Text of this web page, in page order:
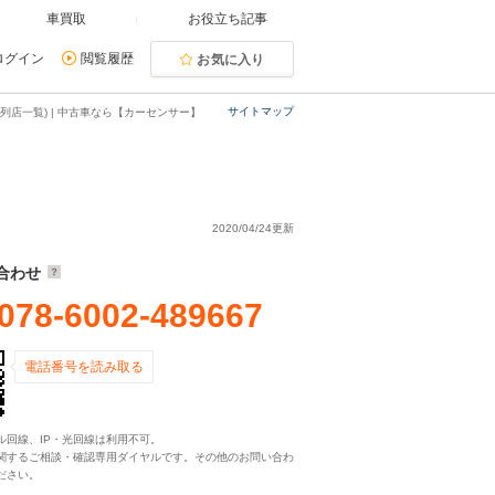
車買取 お役立ち記事
グイン 閲覧履歴 お気に入り
サイトマップ
一覧) | 中古車なら【カーセンサー】
2020/04/24更新
わせ
6002-489667
電話番号を読み取る
線、IP・光回線は利用不可。
るご相談・確認専用ダイヤルです。その他のお問い合わ
さい。